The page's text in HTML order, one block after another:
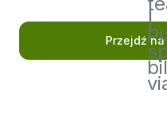
|
Przejdź